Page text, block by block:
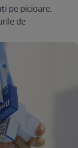
pe picioare.
de